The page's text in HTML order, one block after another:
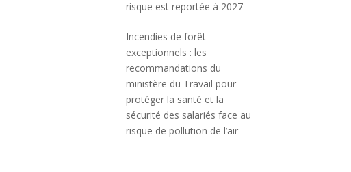
risque est reportée à 2027
Incendies de forêt
exceptionnels : les
recommandations du
ministère du Travail pour
protéger la santé et la
sécurité des salariés face au
risque de pollution de l’air